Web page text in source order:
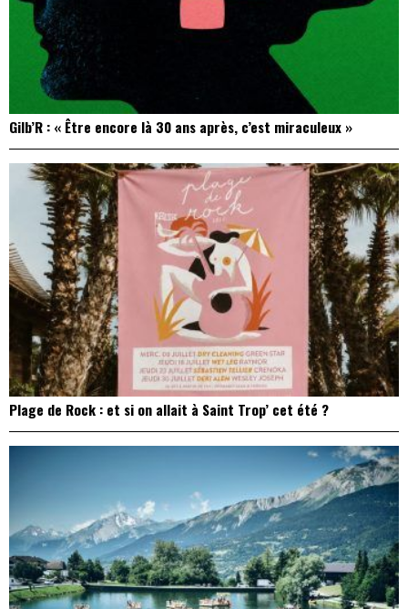
Gilb’R : « Être encore là 30 ans après, c’est miraculeux »
Plage de Rock : et si on allait à Saint Trop’ cet été ?